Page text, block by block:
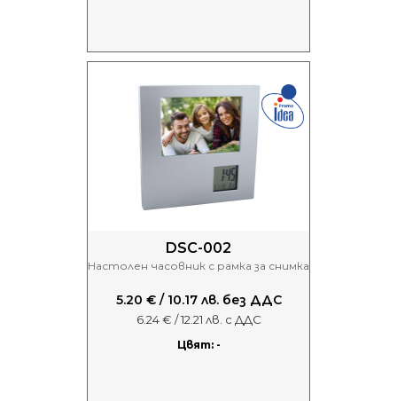
DSC-002
Настолен часовник с рамка за снимка
5.20 € / 10.17 лв. без ДДС
6.24 € / 12.21 лв. с ДДС
Цвят: -